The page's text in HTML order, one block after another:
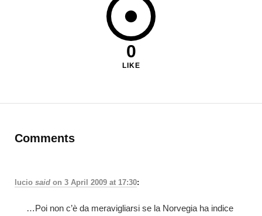
0
LIKE
Comments
lucio said on 3 April 2009 at 17:30:
…Poi non c’è da meravigliarsi se la Norvegia ha indice